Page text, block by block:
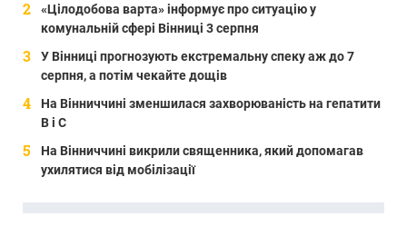
«Цілодобова варта» інформує про ситуацію у
комунальній сфері Вінниці 3 серпня
У Вінниці прогнозують екстремальну спеку аж до 7
серпня, а потім чекайте дощів
На Вінниччині зменшилася захворюваність на гепатити
В і С
На Вінниччині викрили священника, який допомагав
ухилятися від мобілізації